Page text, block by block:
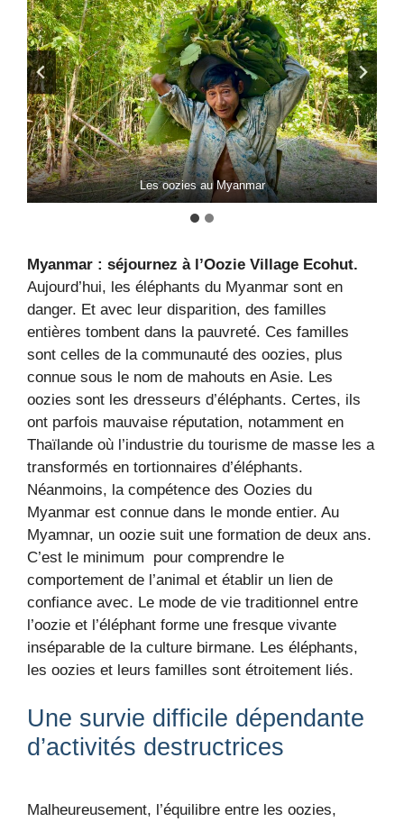
Les oozies au Myanmar
Myanmar : séjournez à l’Oozie Village Ecohut.
Aujourd’hui, les éléphants du Myanmar sont en
danger. Et avec leur disparition, des familles
entières tombent dans la pauvreté. Ces familles
sont celles de la communauté des oozies, plus
connue sous le nom de mahouts en Asie. Les
oozies sont les dresseurs d’éléphants. Certes, ils
ont parfois mauvaise réputation, notamment en
Thaïlande où l’industrie du tourisme de masse les a
transformés en tortionnaires d’éléphants.
Néanmoins, la compétence des Oozies du
Myanmar est connue dans le monde entier.​ Au
Myamnar, un oozie suit une formation de deux ans.
C’est le minimum pour comprendre le
comportement de l’animal et établir un lien de
confiance avec. Le mode de vie traditionnel entre
l’oozie et l’éléphant forme une fresque vivante
inséparable de la culture birmane. Les éléphants,
les oozies et leurs familles sont étroitement liés.
Une survie difficile dépendante
d’activités destructrices
Malheureusement, l’équilibre entre les oozies,